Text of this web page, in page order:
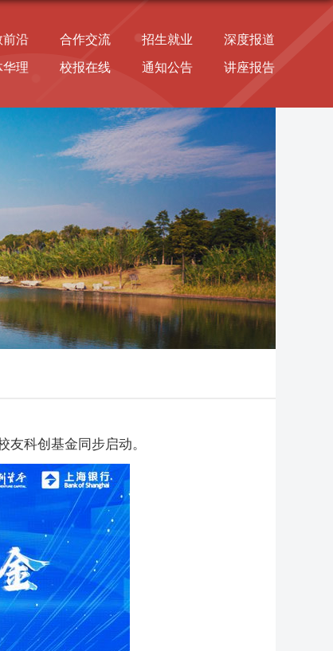
前沿 合作交流 招生就业 深度报道
华理 校报在线 通知公告 讲座报告
科创基金同步启动。